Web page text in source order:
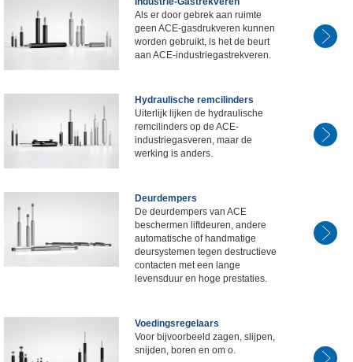
Als er door gebrek aan ruimte
geen ACE-gasdrukveren kunnen
worden gebruikt, is het de beurt
aan ACE-industriegastrekveren.
Hydraulische remcilinders
Uiterlijk lijken de hydraulische
remcilinders op de ACE-
industriegasveren, maar de
werking is anders.
Deurdempers
De deurdempers van ACE
beschermen liftdeuren, andere
automatische of handmatige
deursystemen tegen destructieve
contacten met een lange
levensduur en hoge prestaties.
Voedingsregelaars
Voor bijvoorbeeld zagen, slijpen,
snijden, boren en om o.